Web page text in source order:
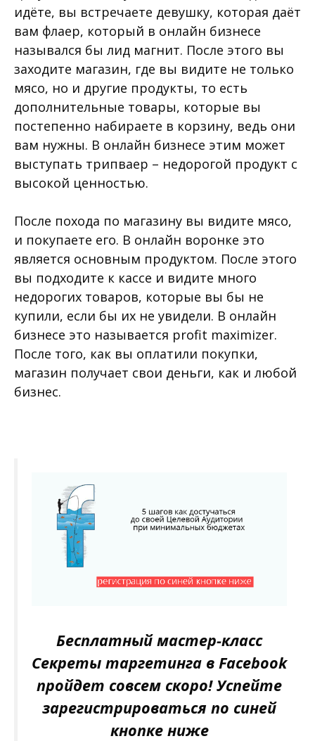
идёте, вы встречаете девушку, которая даёт
вам флаер, который в онлайн бизнесе
назывался бы лид магнит. После этого вы
заходите магазин, где вы видите не только
мясо, но и другие продукты, то есть
дополнительные товары, которые вы
постепенно набираете в корзину, ведь они
вам нужны. В онлайн бизнесе этим может
выступать трипваер – недорогой продукт с
высокой ценностью.
После похода по магазину вы видите мясо,
и покупаете его. В онлайн воронке это
является основным продуктом. После этого
вы подходите к кассе и видите много
недорогих товаров, которые вы бы не
купили, если бы их не увидели. В онлайн
бизнесе это называется profit maximizer.
После того, как вы оплатили покупки,
магазин получает свои деньги, как и любой
бизнес.
Бесплатный мастер-класс
Секреты таргетинга в Facebook
пройдет совсем скоро! Успейте
зарегистрироваться по синей
кнопке ниже